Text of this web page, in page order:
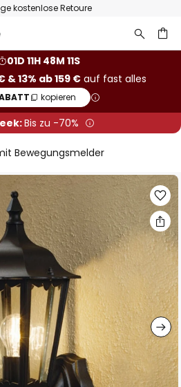
kostenlose Retoure
01D 11H 48M 10S
& 13% ab 159 €auf fast alles
kopieren
Bis zu -70%
Bewegungsmelder